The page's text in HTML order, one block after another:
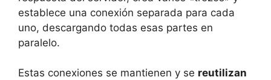
establece una conexión separada para cada
uno, descargando todas esas partes en
paralelo.
Estas conexiones se mantienen y se reutilizan